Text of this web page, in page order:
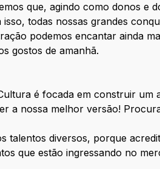
que, agindo como donos e
isso, todas nossas grandes
podemos encantar ainda
gostos de amanhã.
é focada em construir um
a nossa melhor versão!
talentos diversos, porque
que estão ingressando no